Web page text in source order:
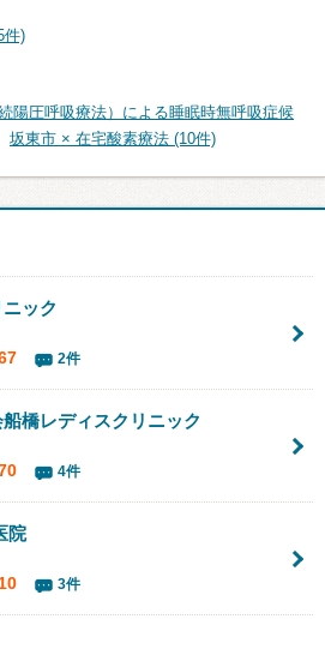
件)
陽圧呼吸療法）による睡眠時無呼吸症候
坂東市 × 在宅酸素療法 (10件)
ック
2件
船橋レディスクリニック
4件
院
3件